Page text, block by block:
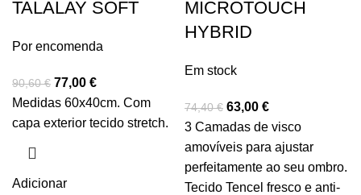
TALALAY SOFT
Por encomenda
90,60€ 77,00 €
Medidas 60x40cm. Com
capa exterior tecido stretch.
Adicionar
MICROTOUCH
HYBRID
Em stock
74,40€ 63,00 €
3 Camadas de visco
amovíveis para ajustar
perfeitamente ao seu ombro.
Tecido Tencel fresco e anti-